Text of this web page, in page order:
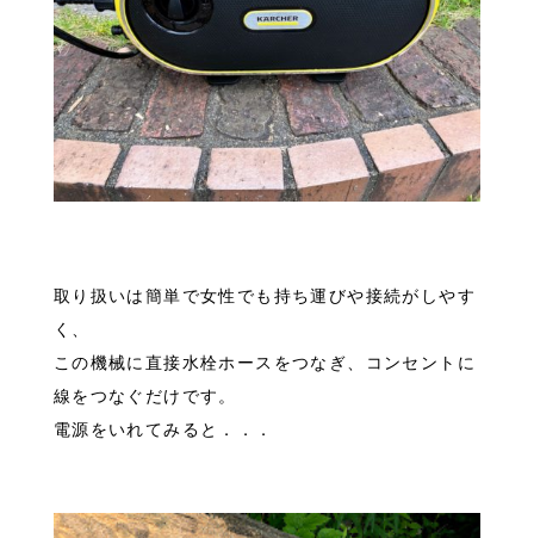
取り扱いは簡単で女性でも持ち運びや接続がしやす
く、
この機械に直接水栓ホースをつなぎ、コンセントに
線をつなぐだけです。
電源をいれてみると．．．